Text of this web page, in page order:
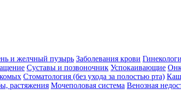
и желчный пузырь Заболевания крови
Суставы и позвоночник Успокаивающие
Стоматология (без ухода за полостью рта)
растяжения Мочеполовая система Венозная